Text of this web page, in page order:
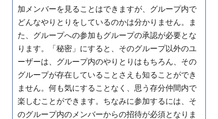
加メンバーを見ることはできますが、グループ内で
どんなやりとりをしているのかは分かりません。ま
た、グループへの参加もグループの承認が必要とな
ります。「秘密」にすると、そのグループ以外のユ
ーザーは、グループ内のやりとりはもちろん、その
グループが存在していることさえも知ることができ
ません。何も気にすることなく、思う存分仲間内で
楽しむことができます。ちなみに参加するには、そ
のグループ内のメンバーからの招待が必須となりま